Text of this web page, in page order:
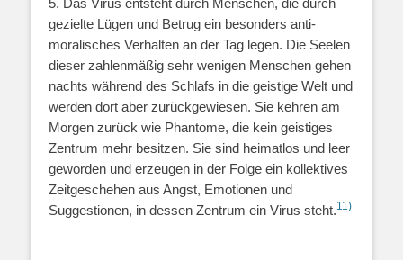
gezielte Lügen und Betrug ein besonders anti-
moralisches Verhalten an der Tag legen. Die Seelen
dieser zahlenmäßig sehr wenigen Menschen gehen
nachts während des Schlafs in die geistige Welt und
werden dort aber zurückgewiesen. Sie kehren am
Morgen zurück wie Phantome, die kein geistiges
Zentrum mehr besitzen. Sie sind heimatlos und leer
geworden und erzeugen in der Folge ein kollektives
Zeitgeschehen aus Angst, Emotionen und
Suggestionen, in dessen Zentrum ein Virus steht.11)